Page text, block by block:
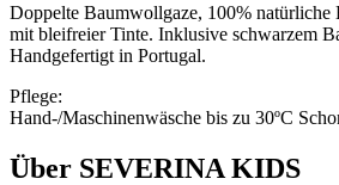
Doppelte Baumwollgaze, 100% natürliche
mit bleifreier Tinte. Inklusive schwarzem
Handgefertigt in Portugal.
Pflege:
Hand-/Maschinenwäsche bis zu 30ºC
Über SEVERINA KIDS